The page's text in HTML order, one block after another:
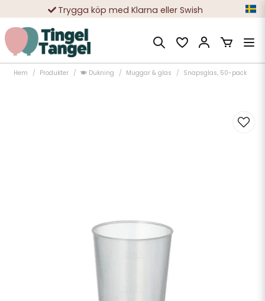
Trygga köp med Klarna eller Swish
10 000-tals nöjda kunder
Hem Produkter 🍽️ Dukning Muggar & glas Snapsglas, 50-pack